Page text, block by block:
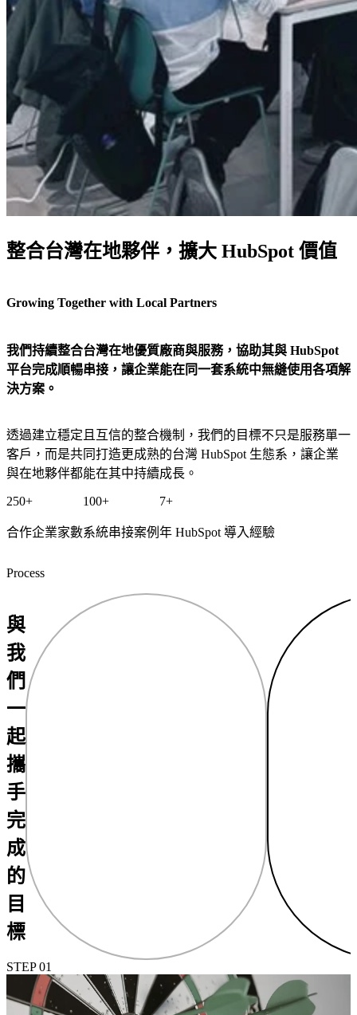
整合台灣在地夥伴，擴大 HubSpot 價值
Growing Together with Local Partners
我們持續整合台灣在地優質廠商與服務，協助其與 HubSpot
平台完成順暢串接，讓企業能在同一套系統中無縫使用各項解
決方案。
透過建立穩定且互信的整合機制，我們的目標不只是服務單一
客戶，而是共同打造更成熟的台灣 HubSpot 生態系，讓企業
與在地夥伴都能在其中持續成長。
250+
合作企業家數
100+
系統串接案例
7+
年 HubSpot 導入經驗
Process
與
我
們
一
起
攜
手
完
成
的
目
標
STEP 01